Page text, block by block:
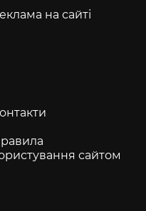
на сайті
сайтом